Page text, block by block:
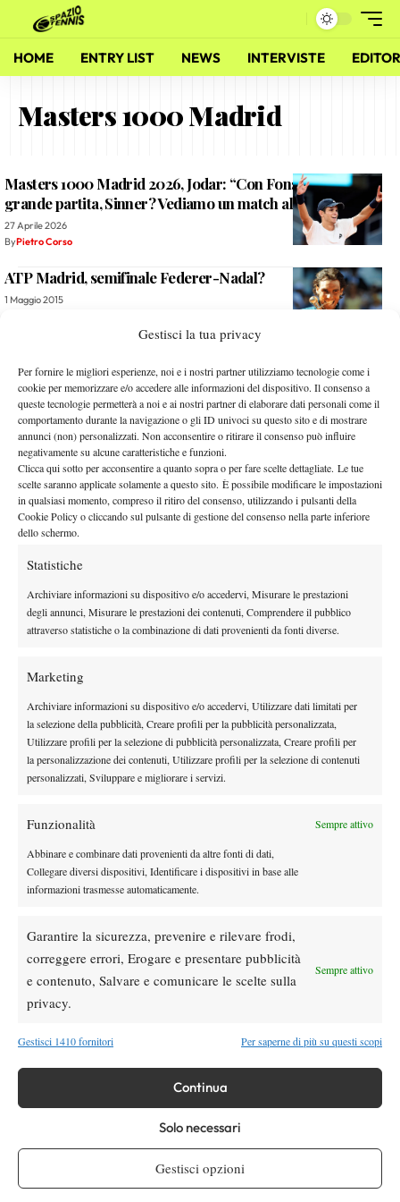
Gestisci la tua privacy
Per fornire le migliori esperienze, noi e i nostri partner utilizziamo tecnologie come i
cookie per memorizzare e/o accedere alle informazioni del dispositivo. Il consenso a
queste tecnologie permetterà a noi e ai nostri partner di elaborare dati personali come il
comportamento durante la navigazione o gli ID univoci su questo sito e di mostrare
annunci (non) personalizzati. Non acconsentire o ritirare il consenso può influire
negativamente su alcune caratteristiche e funzioni.
Clicca qui sotto per acconsentire a quanto sopra o per fare scelte dettagliate. Le tue
scelte saranno applicate solamente a questo sito. È possibile modificare le impostazioni
in qualsiasi momento, compreso il ritiro del consenso, utilizzando i pulsanti della
Cookie Policy o cliccando sul pulsante di gestione del consenso nella parte inferiore
dello schermo.
Statistiche
Archiviare informazioni su dispositivo e/o accedervi, Misurare le prestazioni
degli annunci, Misurare le prestazioni dei contenuti, Comprendere il pubblico
attraverso statistiche o la combinazione di dati provenienti da fonti diverse.
Marketing
Archiviare informazioni su dispositivo e/o accedervi, Utilizzare dati limitati per
la selezione della pubblicità, Creare profili per la pubblicità personalizzata,
Utilizzare profili per la selezione di pubblicità personalizzata, Creare profili per
la personalizzazione dei contenuti, Utilizzare profili per la selezione di contenuti
personalizzati, Sviluppare e migliorare i servizi.
Funzionalità Sempre attivo
Abbinare e combinare dati provenienti da altre fonti di dati,
Collegare diversi dispositivi, Identificare i dispositivi in base alle
informazioni trasmesse automaticamente.
Garantire la sicurezza, prevenire e rilevare frodi,
correggere errori, Erogare e presentare pubblicità
e contenuto, Salvare e comunicare le scelte sulla
privacy.
Sempre attivo
Gestisci 1410 fornitori Per saperne di più su questi scopi
Continua
Solo necessari
Gestisci opzioni
HOME ENTRY LIST NEWS INTERVISTE
Masters 1000 Madrid
Masters 1000 Madrid 2026, Jodar: “Con Fonseca una
grande partita, Sinner? Vediamo un match alla volta”
27 Aprile 2026
ByPietro Corso
ATP Madrid, semifinale Federer-Nadal?
1 Maggio 2015
Federer antiscivolo: torna numero 2
14 Maggio 2012
Sergio Pastena
Il marchese del Grillo: atto secondo e terzo
11 Maggio 2012
Sergio Pastena
Facebook
Instagram
Testata giornalisticaSpazio Tennisregistrata Aut-Trib Milano n°
10268 del 15/09/2025
Direttore Responsabile: Alessandro Nizegorodcew
HOME
WTA